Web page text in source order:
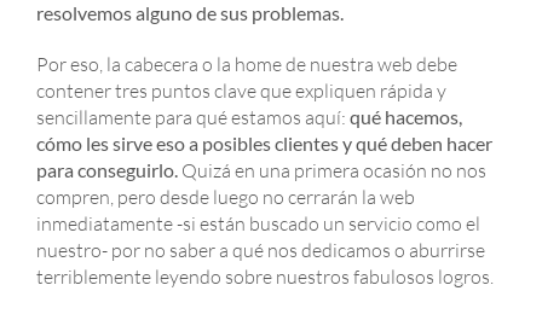
resolvemos alguno de sus problemas.
Por eso, la cabecera o la home de nuestra web debe
contener tres puntos clave que expliquen rápida y
sencillamente para qué estamos aquí: qué hacemos,
cómo les sirve eso a posibles clientes y qué deben hacer
para conseguirlo. Quizá en una primera ocasión no nos
compren, pero desde luego no cerrarán la web
inmediatamente -si están buscado un servicio como el
nuestro- por no saber a qué nos dedicamos o aburrirse
terriblemente leyendo sobre nuestros fabulosos logros.